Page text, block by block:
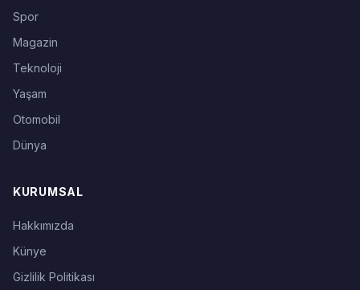
Spor
Magazin
Teknoloji
Yaşam
Otomobil
Dünya
KURUMSAL
Hakkımızda
Künye
Gizlilik Politikası